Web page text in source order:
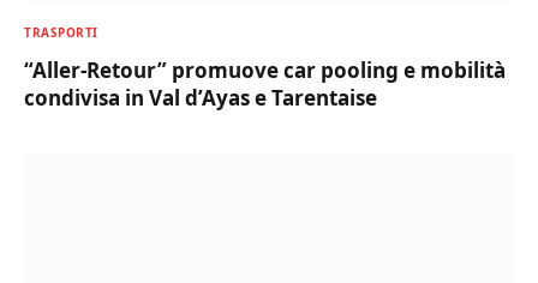
TRASPORTI
“Aller-Retour” promuove car pooling e mobilità
condivisa in Val d’Ayas e Tarentaise